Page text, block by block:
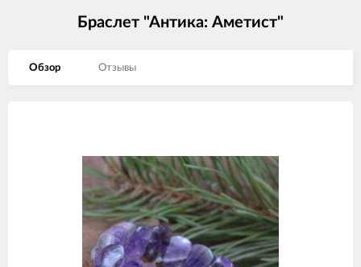
Браслет "Антика: Аметист"
Обзор Отзывы